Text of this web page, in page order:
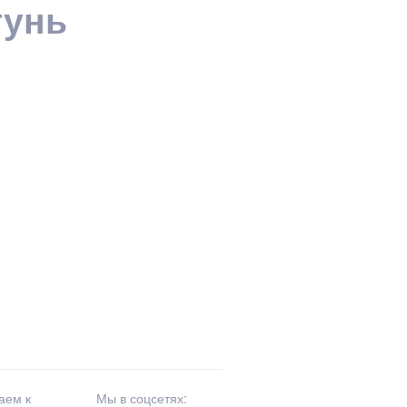
Мы в соцсетях:
к